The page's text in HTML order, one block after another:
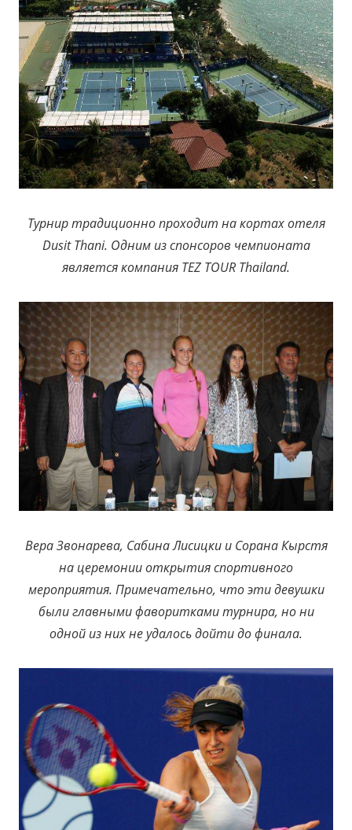
Турнир традиционно проходит на кортах отеля
Dusit Thani. Одним из спонсоров чемпионата
является компания TEZ TOUR Thailand.
Вера Звонарева, Сабина Лисицки и Сорана Кырстя
на церемонии открытия спортивного
мероприятия. Примечательно, что эти девушки
были главными фаворитками турнира, но ни
одной из них не удалось дойти до финала.